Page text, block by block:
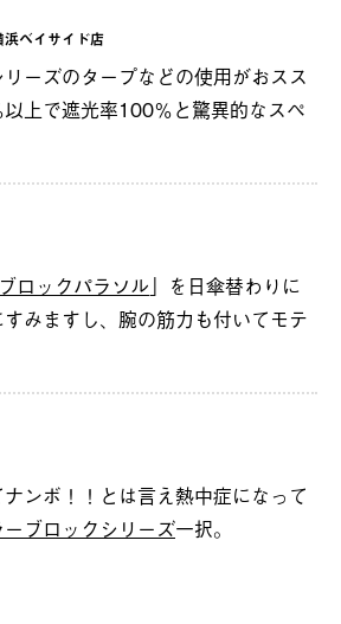
ベイサイド店
ーズのタープなどの使用がおスス
上で遮光率100％と驚異的なスペ
ロックパラソル 」を日傘替わりに
みますし、腕の筋力も付いてモテ
ンボ！！とは言え熱中症になって
ーブロックシリーズ一択。